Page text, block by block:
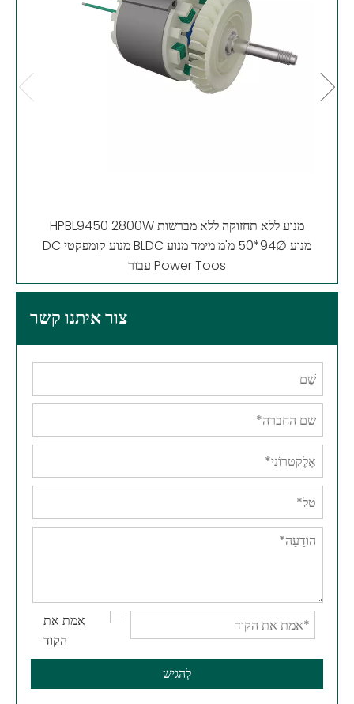
HPBL9450 2800W מנוע ללא תחזוקה ללא מברשות
DC מנוע קומפקטי BLDC מנוע ∅94*50 מ'מ מימד מנוע
עבור Power Toos
צור איתנו קשר
לְהַגִישׁ